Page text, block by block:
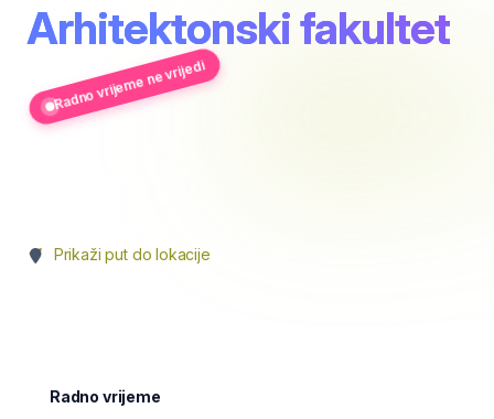
Arhitektonski fakultet
Radno vrijeme ne vrijedi
Prikaži put do lokacije
Radno vrijeme